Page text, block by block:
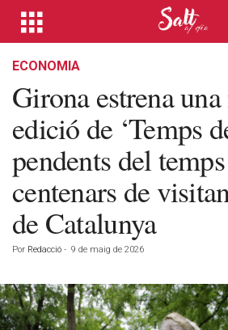
ECONOMIA
Girona estrena
edició de ‘Temps
pendents del
centenars de
de Catalunya
Por Redacció - 9 de maig de 2026